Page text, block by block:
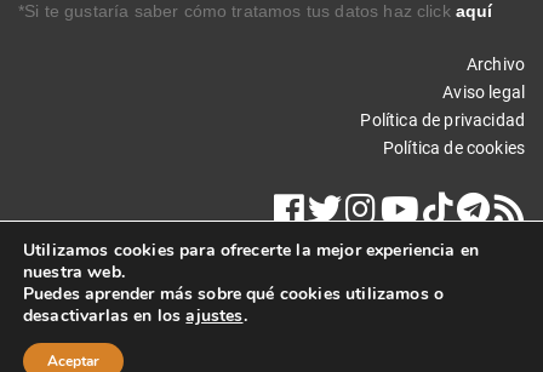
*Si te gustaría saber cómo tratamos tus datos haz click aquí
Archivo
Aviso legal
Política de privacidad
Política de cookies
Copyright © 2020 Carlos Rodríguez Braun. Todos los derechos
reservados.
Utilizamos cookies para ofrecerte la mejor experiencia en
nuestra web.
Puedes aprender más sobre qué cookies utilizamos o
desactivarlas en losajustes.
Aceptar